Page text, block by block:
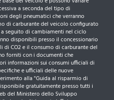
a seconda del tipo di
degli pneumatici che verranno
di carburante del veicolo configurato
seguito di cambiamenti nel ciclo
disponibili presso il concessionario
CO2 e il consumo di carburante del
forniti con i documenti che
informazioni sui consumi ufficiali di
e ufficiali delle nuove
alla "Guida al risparmio di
gratuitamente presso tutti i
del Ministero dello Sviluppo